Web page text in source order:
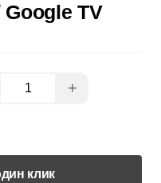
Google TV
+
клик